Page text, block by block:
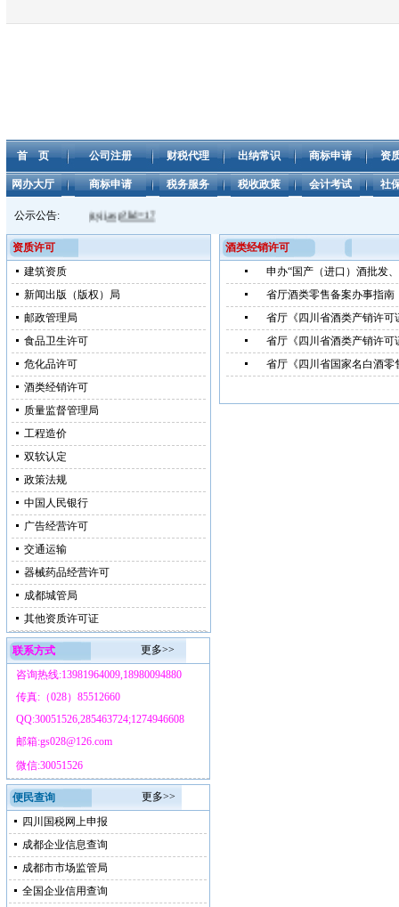
首 页 公司注册 财税代理 出纳常识 商标申请 资
网办大厅 商标申请 税务服务 税收政策 会计考试 社
公示公告: gsjj.asp?lid=17
资质许可
建筑资质
新闻出版（版权）局
邮政管理局
食品卫生许可
危化品许可
酒类经销许可
质量监督管理局
工程造价
双软认定
政策法规
中国人民银行
广告经营许可
交通运输
器械药品经营许可
成都城管局
其他资质许可证
联系方式
更多>>
咨询热线:13981964009,18980094880
传真:（028）85512660
QQ:30051526,285463724;1274946608
邮箱:gs028@126.com
微信:30051526
便民查询
更多>>
四川国税网上申报
成都企业信息查询
成都市市场监管局
全国企业信用查询
酒类经销许可
申办“国产（进口）酒批发
省厅酒类零售备案办事指南
省厅《四川省酒类产销许
省厅《四川省酒类产销许
省厅《四川省国家名白酒